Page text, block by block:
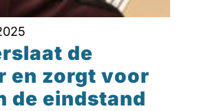
de
en zorgt voor
de eindstand